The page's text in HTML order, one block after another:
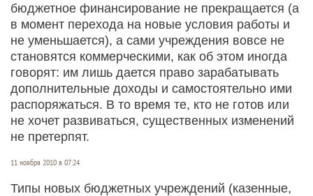
бюджетное финансирование не прекращается (а
в момент перехода на новые условия работы и
не уменьшается), а сами учреждения вовсе не
становятся коммерческими, как об этом иногда
говорят: им лишь дается право зарабатывать
дополнительные доходы и самостоятельно ими
распоряжаться. В то время те, кто не готов или
не хочет развиваться, существенных изменений
не претерпят.
11 ноября 2010 в 07:24
Типы новых бюджетных учреждений (казенные,